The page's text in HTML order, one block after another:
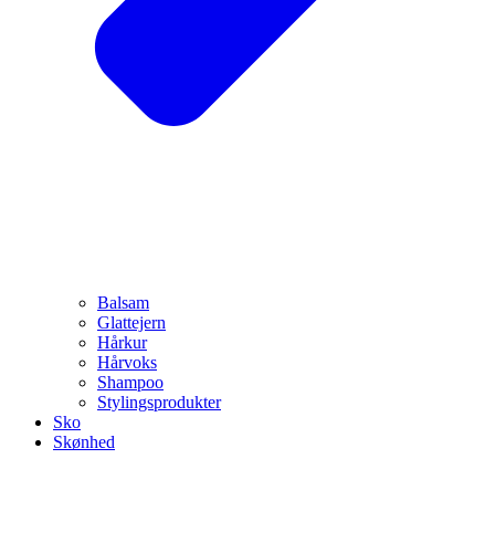
Balsam
Glattejern
Hårkur
Hårvoks
Shampoo
Stylingsprodukter
Sko
Skønhed